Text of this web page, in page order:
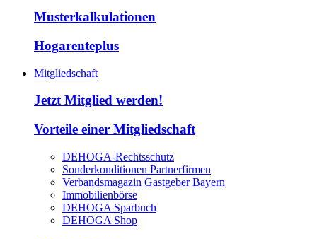
Musterkalkulationen
Hogarenteplus
Mitgliedschaft
Jetzt Mitglied werden!
Vorteile einer Mitgliedschaft
DEHOGA-Rechtsschutz
Sonderkonditionen Partnerfirmen
Verbandsmagazin Gastgeber Bayern
Immobilienbörse
DEHOGA Sparbuch
DEHOGA Shop